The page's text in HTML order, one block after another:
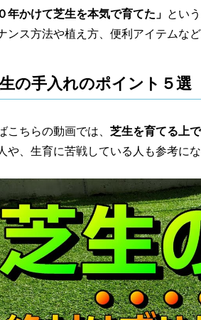
年かけて芝生を本気で育てた」 とい
ンス方法や植え方、便利アイテムな
の手入れのポイント５選
こちらの動画では、 芝生を育てる上
や、生育に苦戦している人も参考に